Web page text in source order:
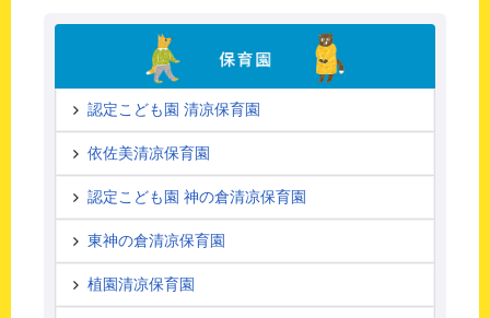
認定こども園 清凉保育園
依佐美清凉保育園
認定こども園 神の倉清凉保育園
東神の倉清凉保育園
植園清凉保育園